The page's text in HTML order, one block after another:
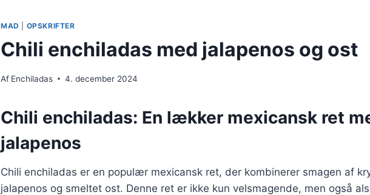
MAD OPSKRIFTER
Chili enchiladas med jalapenos og ost
Af Enchiladas 4. december 2024
Chili enchiladas: En lækker mexicansk ret
jalapenos
Chili enchiladas er en populær mexicansk ret, der kombinerer smagen af
jalapenos og smeltet ost. Denne ret er ikke kun velsmagende, men også